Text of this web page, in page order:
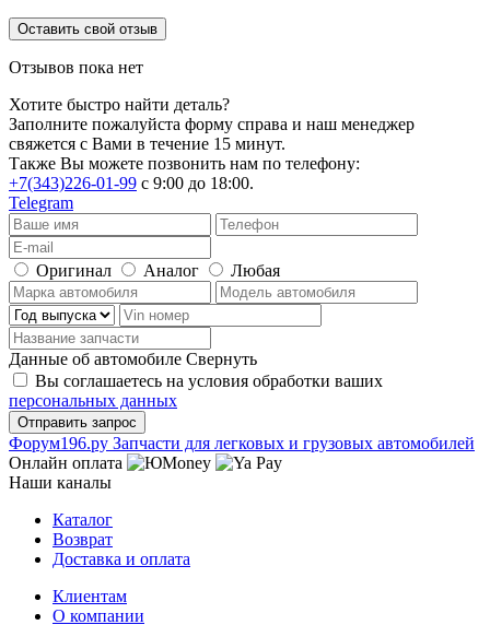
Оставить свой отзыв
Отзывов пока нет
Хотите быстро найти деталь?
Заполните пожалуйста форму справа и наш менеджер
свяжется с Вами в течение 15 минут.
Также Вы можете позвонить нам по телефону:
+7(343)226-01-99 с 9:00 до 18:00.
Telegram
Оригинал Аналог Любая
Данные об автомобиле Свернуть
Вы соглашаетесь на условия обработки ваших
персональных данных
Фoрум196.ру Запчасти для легковых и грузовых автомобилей
Онлайн оплата
Наши каналы
Каталог
Возврат
Доставка и оплата
Клиентам
О компании